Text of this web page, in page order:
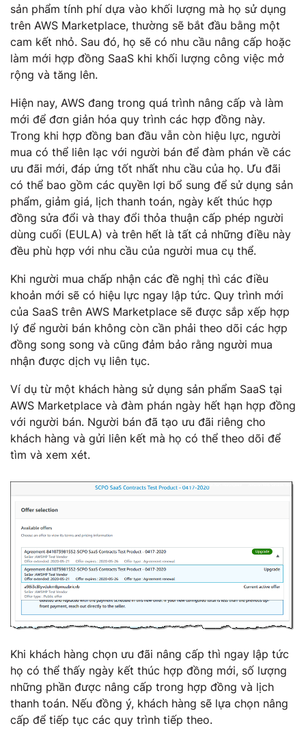
sản phẩm tính phí dựa vào khối lượng mà họ sử dụng
trên AWS Marketplace, thường sẽ bắt đầu bằng một
cam kết nhỏ. Sau đó, họ sẽ có nhu cầu nâng cấp hoặc
làm mới hợp đồng SaaS khi khối lượng công việc mở
rộng và tăng lên.
Hiện nay, AWS đang trong quá trình nâng cấp và làm
mới để đơn giản hóa quy trình các hợp đồng này.
Trong khi hợp đồng ban đầu vẫn còn hiệu lực, người
mua có thể liên lạc với người bán để đàm phán về các
ưu đãi mới, đáp ứng tốt nhất nhu cầu của họ. Ưu đãi
có thể bao gồm các quyền lợi bổ sung để sử dụng sản
phẩm, giảm giá, lịch thanh toán, ngày kết thúc hợp
đồng sửa đổi và thay đổi thỏa thuận cấp phép người
dùng cuối (EULA) và trên hết là tất cả những điều này
đều phù hợp với nhu cầu của người mua cụ thể.
Khi người mua chấp nhận các đề nghị thì các điều
khoản mới sẽ có hiệu lực ngay lập tức. Quy trình mới
của SaaS trên AWS Marketplace sẽ được sắp xếp hợp
lý để người bán không còn cần phải theo dõi các hợp
đồng song song và cũng đảm bảo rằng người mua
nhận được dịch vụ liên tục.
Ví dụ từ một khách hàng sử dụng sản phẩm SaaS tại
AWS Marketplace và đàm phán ngày hết hạn hợp đồng
với người bán. Người bán đã tạo ưu đãi riêng cho
khách hàng và gửi liên kết mà họ có thể theo dõi để
tìm và xem xét.
Khi khách hàng chọn ưu đãi nâng cấp thì ngay lập tức
họ có thể thấy ngày kết thúc hợp đồng mới, số lượng
những phần được nâng cấp trong hợp đồng và lịch
thanh toán. Nếu đồng ý, khách hàng sẽ lựa chọn nâng
cấp để tiếp tục các quy trình tiếp theo.